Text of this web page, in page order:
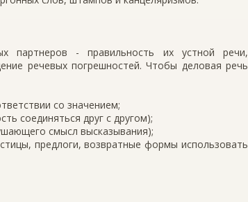
партнеров - правильность их устной речи,
речевых погрешностей. Чтобы деловая речь
со значением;
соединяться друг с другом);
смысл высказывания);
предлоги, возвратные формы использовать